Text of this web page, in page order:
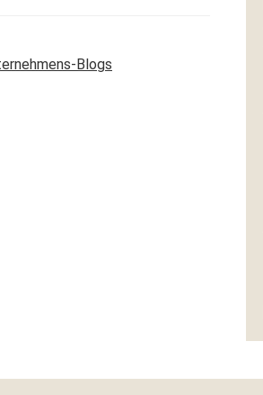
Blogs